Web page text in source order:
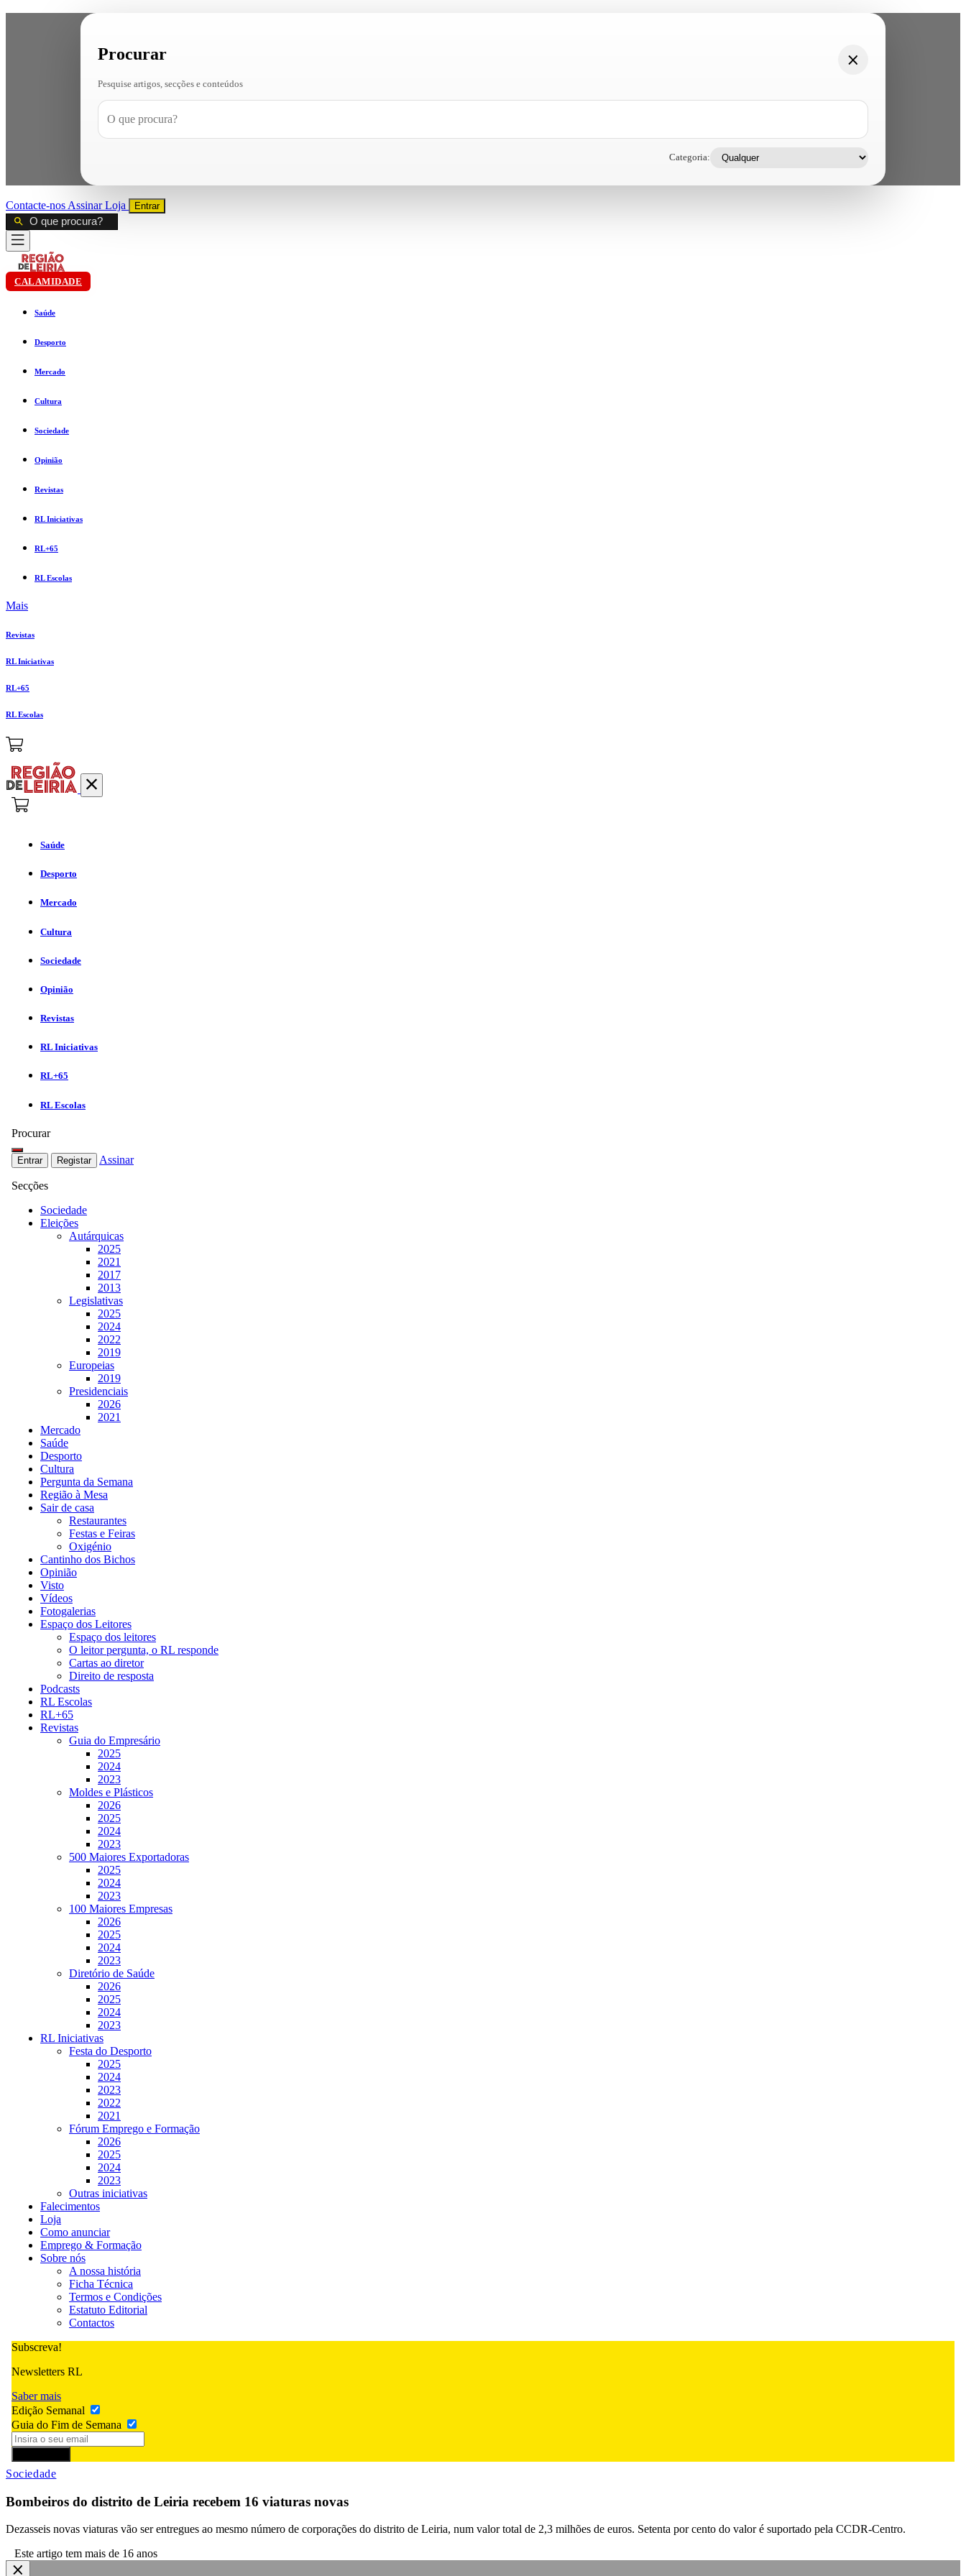
Procurar
Pesquise artigos, secções e conteúdos
Categoria:
Contacte-nos AssinarLoja Entrar
CALAMIDADE
Saúde
Desporto
Mercado
Cultura
Sociedade
Opinião
Revistas
RL Iniciativas
RL+65
RL Escolas
Mais
Revistas
RL Iniciativas
RL+65
RL Escolas
Saúde
Desporto
Mercado
Cultura
Sociedade
Opinião
Revistas
RL Iniciativas
RL+65
RL Escolas
Procurar
Entrar Registar Assinar
Secções
Sociedade
Eleições
Autárquicas
2025
2021
2017
2013
Legislativas
2025
2024
2022
2019
Europeias
2019
Presidenciais
2026
2021
Mercado
Saúde
Desporto
Cultura
Pergunta da Semana
Região à Mesa
Sair de casa
Restaurantes
Festas e Feiras
Oxigénio
Cantinho dos Bichos
Opinião
Visto
Vídeos
Fotogalerias
Espaço dos Leitores
Espaço dos leitores
O leitor pergunta, o RL responde
Cartas ao diretor
Direito de resposta
Podcasts
RL Escolas
RL+65
Revistas
Guia do Empresário
2025
2024
2023
Moldes e Plásticos
2026
2025
2024
2023
500 Maiores Exportadoras
2025
2024
2023
100 Maiores Empresas
2026
2025
2024
2023
Diretório de Saúde
2026
2025
2024
2023
RL Iniciativas
Festa do Desporto
2025
2024
2023
2022
2021
Fórum Emprego e Formação
2026
2025
2024
2023
Outras iniciativas
Falecimentos
Loja
Como anunciar
Emprego & Formação
Sobre nós
A nossa história
Ficha Técnica
Termos e Condições
Estatuto Editorial
Contactos
Subscreva!
Newsletters RL
Saber mais
Edição Semanal
Guia do Fim de Semana
Sociedade
Bombeiros do distrito de Leiria recebem 16 viaturas novas
Dezasseis novas viaturas vão ser entregues ao mesmo número de corporações do distrito de Leiria, num valor total de 2,3 milhões de euros. Setenta por cento do valor é suportado pela CCDR-Centro.
Este artigo tem mais de 16 anos